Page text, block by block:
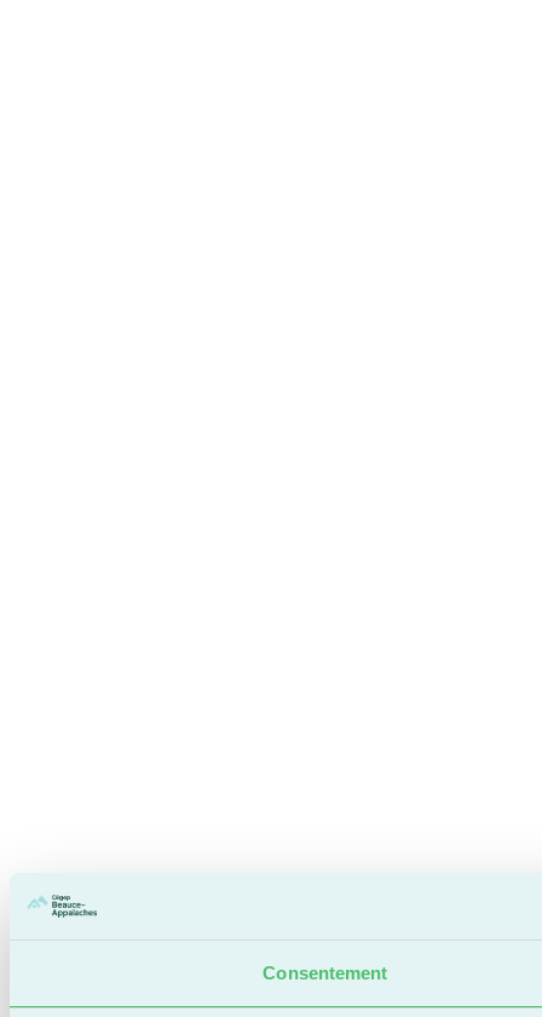
Consentement